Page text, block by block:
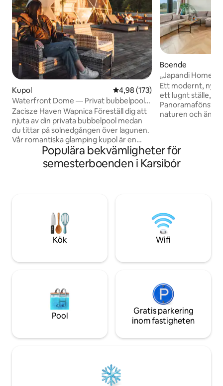
Kupol 4,98 av 5 i genomsnittligt
4,98 (173)
Waterfront Dome — Privat bubbelpool,
bastu, solnedgång
Zacisze Haven Wapnica Föreställ dig att
njuta av din privata bubbelpool medan
du tittar på solnedgången över lagunen.
Vår romantiska glamping kupol är en
romantisk plats i naturen med fantastisk
utsikt över vattnet. Du kan använda
bastu, bubbelpool, terrass med utsikt
stränder. Vi har cyklar och kajaker att
hyra. Om kupolen är bokad, kolla in vårt
strandhus eller vår solnedgångsstuga på
Boende
„Japandi Home”
Ett modernt,
ett lugnt ställe,
naturen och
tomt ger dig
plats skapad för
Populära bekvämligheter för
semesterboenden i Karsibór
Kök Wifi
Pool
Gratis parkering
inom fastigheten